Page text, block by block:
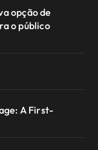
opção de
o público
A First-